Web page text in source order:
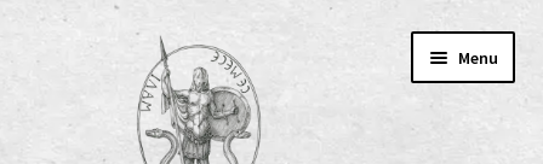
Menu